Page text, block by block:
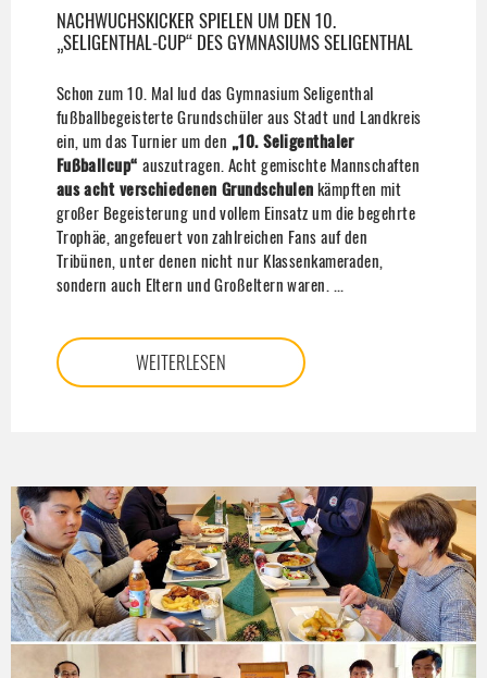
NACHWUCHSKICKER SPIELEN UM DEN 10.
„SELIGENTHAL-CUP“ DES GYMNASIUMS SELIGENTHAL
Schon zum 10. Mal lud das Gymnasium Seligenthal
fußballbegeisterte Grundschüler aus Stadt und Landkreis
ein, um das Turnier um den „10. Seligenthaler
Fußballcup“auszutragen. Acht gemischte Mannschaften
aus acht verschiedenen Grundschulenkämpften mit
großer Begeisterung und vollem Einsatz um die begehrte
Trophäe, angefeuert von zahlreichen Fans auf den
Tribünen, unter denen nicht nur Klassenkameraden,
sondern auch Eltern und Großeltern waren. ...
WEITERLESEN